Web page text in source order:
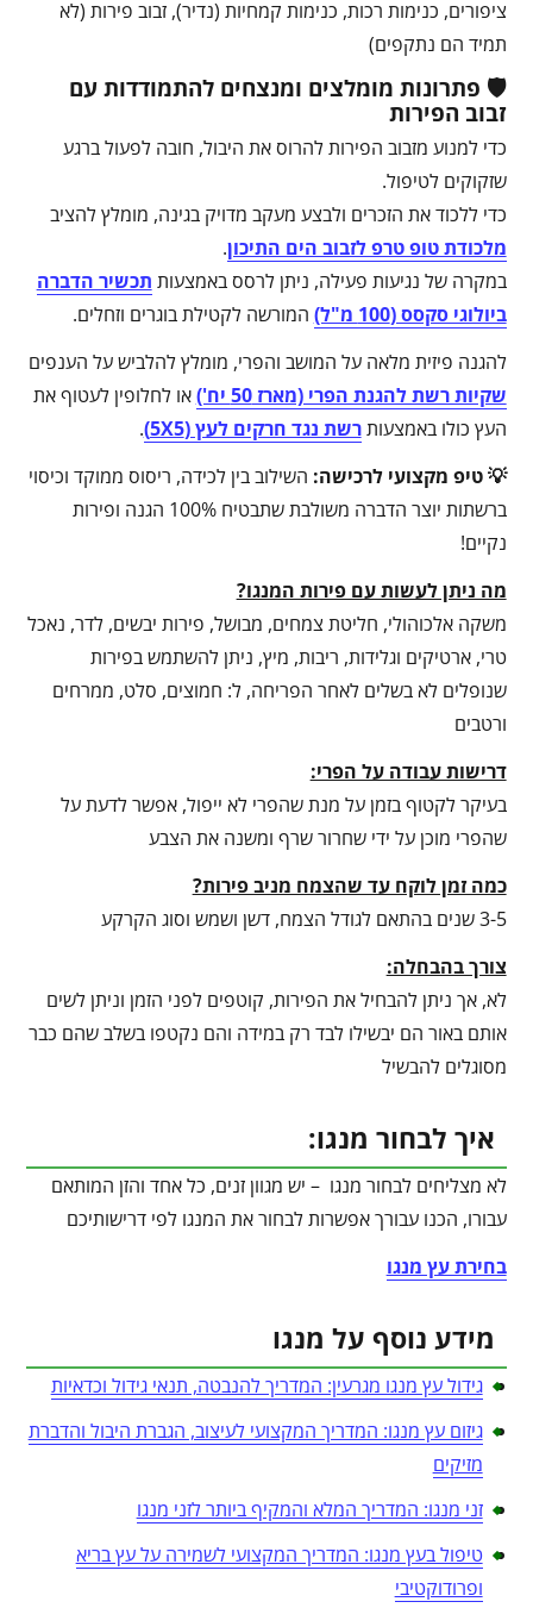
ציפורים, כנימות רכות, כנימות קמחיות (נדיר), זבוב פירות (לא
תמיד הם נתקפים)
🛡️ פתרונות מומלצים ומנצחים להתמודדות עם
זבוב הפירות
כדי למנוע מזבוב הפירות להרוס את היבול, חובה לפעול ברגע
שזקוקים לטיפול.
כדי ללכוד את הזכרים ולבצע מעקב מדויק בגינה, מומלץ להציב
מלכודת טופ טרפ לזבוב הים התיכון.
במקרה של נגיעות פעילה, ניתן לרסס באמצעות תכשיר הדברה
ביולוגי סקסס (100 מ"ל)
המורשה לקטילת בוגרים וזחלים.
להגנה פיזית מלאה על המושב והפרי, מומלץ להלביש על הענפים
שקיות רשת להגנת הפרי (מארז 50 יח')
או לחלופין לעטוף את
העץ כולו באמצעותרשת נגד חרקים לעץ (5X5)
.
💡 טיפ מקצועי לרכישה: השילוב בין לכידה, ריסוס ממוקד וכיסוי
ברשתות יוצר הדברה משולבת שתבטיח 100% הגנה ופירות
נקיים!
מה ניתן לעשות עם פירות המנגו?
משקה אלכוהולי, חליטת צמחים, מבושל, פירות יבשים, לדר, נאכל
טרי, ארטיקים וגלידות, ריבות, מיץ, ניתן להשתמש בפירות
שנופלים לא בשלים לאחר הפריחה, ל: חמוצים, סלט, ממרחים
ורטבים
דרישות עבודה על הפרי:
בעיקר לקטוף בזמן על מנת שהפרי לא ייפול, אפשר לדעת על
שהפרי מוכן על ידי שחרור שרף ומשנה את הצבע
כמה זמן לוקח עד שהצמח מניב פירות?
3-5 שנים בהתאם לגודל הצמח, דשן ושמש וסוג הקרקע
צורך בהבחלה:
לא, אך ניתן להבחיל את הפירות, קוטפים לפני הזמן וניתן לשים
אותם באור הם יבשילו לבד רק במידה והם נקטפו בשלב שהם כבר
מסוגלים להבשיל
איך לבחור מנגו:
לא מצליחים לבחור מנגו – יש מגוון זנים, כל אחד והזן המותאם
עבורו, הכנו עבורך אפשרות לבחור את המנגו לפי דרישותיכם
בחירת עץ מנגו
מידע נוסף על מנגו
גידול עץ מנגו מגרעין: המדריך להנבטה, תנאי גידול וכדאיות
גיזום עץ מנגו: המדריך המקצועי לעיצוב, הגברת היבול והדברת
מזיקים
זני מנגו: המדריך המלא והמקיף ביותר לזני מנגו
טיפול בעץ מנגו: המדריך המקצועי לשמירה על עץ בריא
ופרודוקטיבי